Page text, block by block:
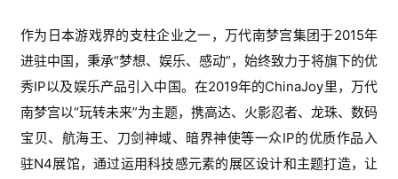
作为日本游戏界的支柱企业之一，万代南梦宫集团于2015年
进驻中国，秉承“梦想、娱乐、感动”，始终致力于将旗下的优
秀IP以及娱乐产品引入中国。在2019年的ChinaJoy里，万代
南梦宫以“玩转未来”为主题，携高达、火影忍者、龙珠、数码
宝贝、航海王、刀剑神域、暗界神使等一众IP的优质作品入
驻N4展馆，通过运用科技感元素的展区设计和主题打造，让